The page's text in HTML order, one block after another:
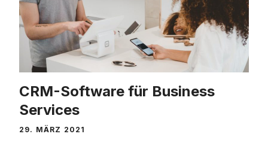
CRM-Software für Business
Services
29. MÄRZ 2021